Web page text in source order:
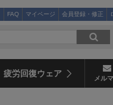
FAQ マイページ 会員登録・修正
疲労回復ウェア メル